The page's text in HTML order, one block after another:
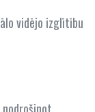
vidējo izglītību